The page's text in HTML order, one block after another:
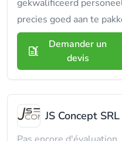
gekwalificeerd
precies goed aan te
Demander un
devis
JS Concept SRL